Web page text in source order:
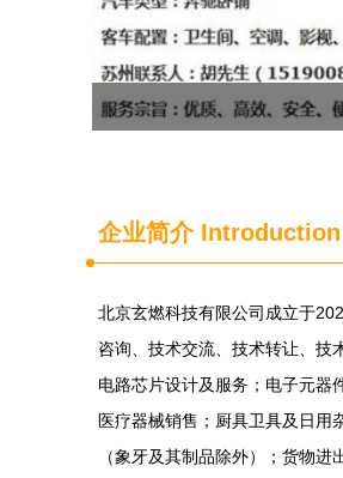
企业简介 Introduction
北京玄燃科技有限公司成立于
咨询、技术交流、技术转让、技
电路芯片设计及服务；电子元器
医疗器械销售；厨具卫具及日用
（象牙及其制品除外）；货物